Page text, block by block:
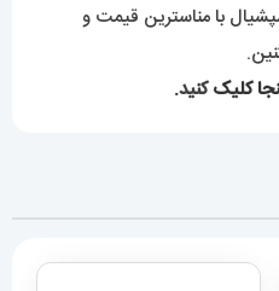
با مناسترین قیمت و
کلیککنید.